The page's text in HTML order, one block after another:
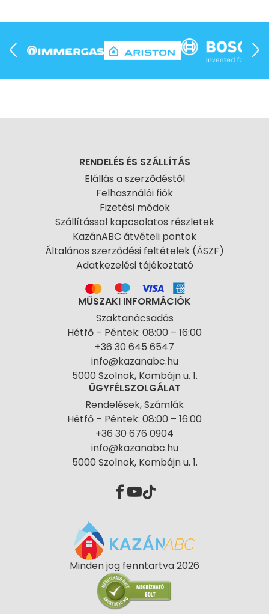
RENDELÉS ÉS SZÁLLÍTÁS
Elállás a szerződéstől
Felhasználói fiók
Fizetési módok
Szállítással kapcsolatos részletek
KazánABC átvételi pontok
Általános szerződési feltételek (ÁSZF)
Adatkezelési tájékoztató
MŰSZAKI INFORMÁCIÓK
Szaktanácsadás
Hétfő – Péntek: 08:00 – 16:00
+36 30 645 6547
info@kazanabc.hu
5000 Szolnok, Kombájn u. 1.
ÜGYFÉLSZOLGÁLAT
Rendelések, Számlák
Hétfő – Péntek: 08:00 – 16:00
+36 30 676 0904
info@kazanabc.hu
5000 Szolnok, Kombájn u. 1.
Minden jog fenntartva 2026